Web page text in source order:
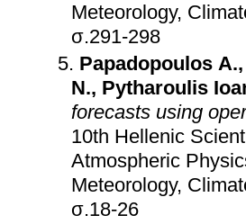
Meteorology,
σ.291-298
Papadopoulos A.
N., Pytharoulis
forecasts using
10th Hellenic
Atmospheric
Meteorology,
σ.18-26